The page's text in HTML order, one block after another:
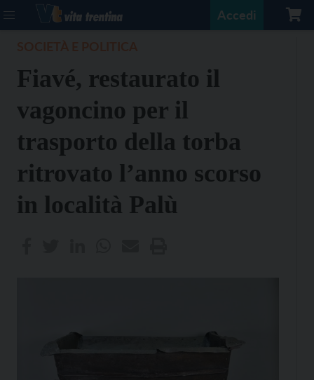
Accedi
Fiavé, restaurato il
vagoncino per il
trasporto della torba
ritrovato l’anno scorso
in località Palù